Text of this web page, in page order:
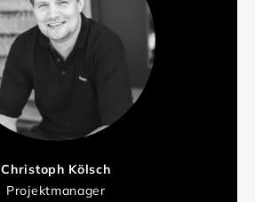
Christoph Kölsch
Projektmanager